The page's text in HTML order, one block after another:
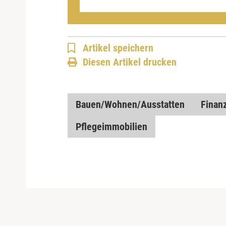
Artikel speichern
Diesen Artikel drucken
Bauen/Wohnen/Ausstatten
Pflegeimmobilien